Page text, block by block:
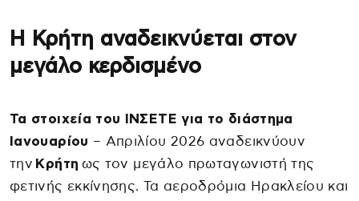
Η Κρήτη αναδεικνύεται στον
μεγάλο κερδισμένο
Τα στοιχεία του ΙΝΣΕΤΕ για το διάστημα
Ιανουαρίου – Απριλίου 2026 αναδεικνύουν
την Κρήτη ως τον μεγάλο πρωταγωνιστή της
φετινής εκκίνησης. Τα αεροδρόμια Ηρακλείου και